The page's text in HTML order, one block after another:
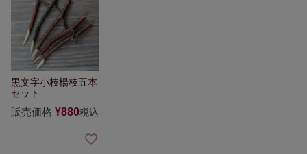
黒文字小枝楊枝五本
セット
販売価格 ¥880税込